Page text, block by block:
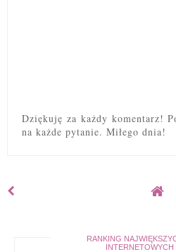
Dziękuję za każdy komentarz!
na każde pytanie. Miłego dnia!
RANKING
INTERNETOWYCH